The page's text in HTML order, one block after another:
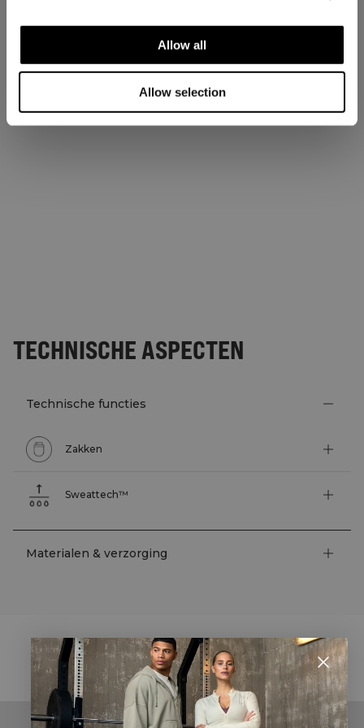
Allow all
Allow selection
TECHNISCHE ASPECTEN
Technische functies
Zakken
Sweattech™
Materialen & verzorging
STYLE WITH